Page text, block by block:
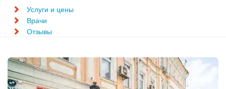
Услуги и цены
Врачи
Отзывы